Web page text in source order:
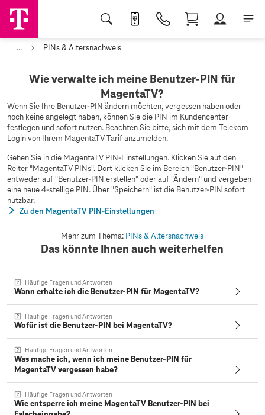
... PINs & Altersnachweis
Wie verwalte ich meine Benutzer-PIN für
MagentaTV?
Wenn Sie Ihre Benutzer-PIN ändern möchten, vergessen haben oder
noch keine angelegt haben, können Sie die PIN im Kundencenter
festlegen und sofort nutzen. Beachten Sie bitte, sich mit dem Telekom
Login von Ihrem MagentaTV Tarif anzumelden.
Gehen Sie in die MagentaTV PIN-Einstellungen. Klicken Sie auf den
Reiter "MagentaTV PINs". Dort klicken Sie im Bereich "Benutzer-PIN"
entweder auf "Benutzer-PIN erstellen" oder auf "Ändern" und vergeben
eine neue 4-stellige PIN. Über "Speichern" ist die Benutzer-PIN sofort
nutzbar.
Zu den MagentaTV PIN-Einstellungen
Mehr zum Thema: PINs & Altersnachweis
Das könnte Ihnen auch weiterhelfen
Häufige Fragen und Antworten
Wann erhalte ich die Benutzer-PIN für MagentaTV?
Häufige Fragen und Antworten
Wofür ist die Benutzer-PIN bei MagentaTV?
Häufige Fragen und Antworten
Was mache ich, wenn ich meine Benutzer-PIN für
MagentaTV vergessen habe?
Häufige Fragen und Antworten
Wie entsperre ich meine MagentaTV Benutzer-PIN bei